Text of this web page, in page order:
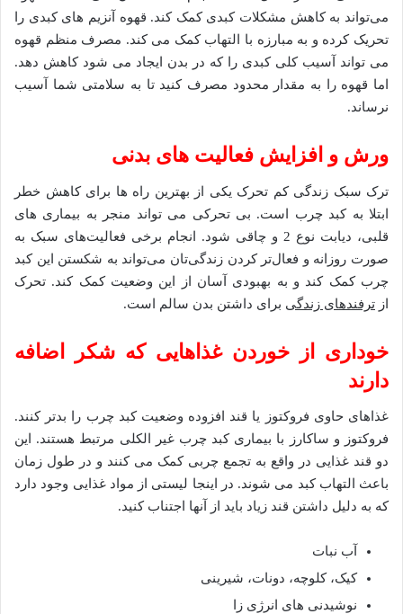
می‌تواند به کاهش مشکلات کبدی کمک کند. قهوه آنزیم های کبدی را
تحریک کرده و به مبارزه با التهاب کمک می کند. مصرف منظم قهوه
می تواند آسیب کلی کبدی را که در بدن ایجاد می شود کاهش دهد.
اما قهوه را به مقدار محدود مصرف کنید تا به سلامتی شما آسیب
نرساند.
ورش و افزایش فعالیت های بدنی
ترک سبک زندگی کم تحرک یکی از بهترین راه ها برای کاهش خطر
ابتلا به کبد چرب است. بی تحرکی می تواند منجر به بیماری های
قلبی، دیابت نوع 2 و چاقی شود. انجام برخی فعالیت‌های سبک به
صورت روزانه و فعال‌تر کردن زندگی‌تان می‌تواند به شکستن این کبد
چرب کمک کند و به بهبودی آسان از این وضعیت کمک کند. تحرک
از ترفندهای زندگی برای داشتن بدن سالم است.
خوداری از خوردن غذاهایی که شکر اضافه
دارند
غذاهای حاوی فروکتوز یا قند افزوده وضعیت کبد چرب را بدتر کنند.
فروکتوز و ساکارز با بیماری کبد چرب غیر الکلی مرتبط هستند. این
دو قند غذایی در واقع به تجمع چربی کمک می کنند و در طول زمان
باعث التهاب کبد می شوند. در اینجا لیستی از مواد غذایی وجود دارد
که به دلیل داشتن قند زیاد باید از آنها اجتناب کنید.
آب نبات
کیک، کلوچه، دونات، شیرینی
نوشیدنی های انرژی زا